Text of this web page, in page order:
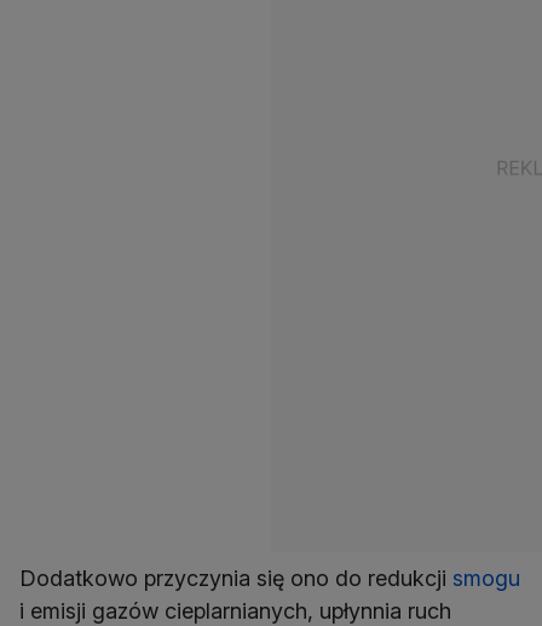
Dodatkowo przyczynia się ono do redukcji smogu
i emisji gazów cieplarnianych, upłynnia ruch